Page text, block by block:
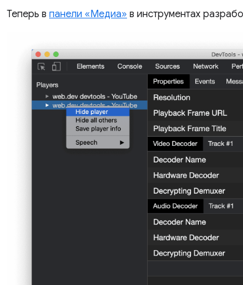
Теперь в панели «Медиа» в инструментах